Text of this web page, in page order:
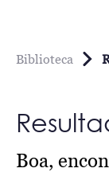
Biblioteca
Boa,